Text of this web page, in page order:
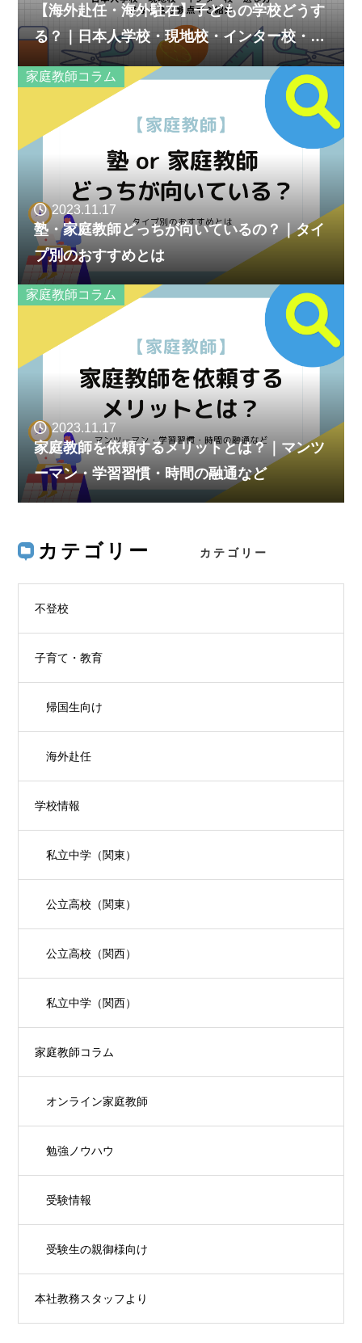
【海外赴任・海外駐在】子どもの学校どうす
る？｜日本人学校・現地校・インター校・選
び方、さまざまな観点でご紹介
家庭教師コラム
2023.11.17
塾・家庭教師どっちが向いているの？｜タイ
プ別のおすすめとは
家庭教師コラム
2023.11.17
家庭教師を依頼するメリットとは？｜マンツ
ーマン・学習習慣・時間の融通など
カテゴリー
不登校
子育て・教育
帰国生向け
海外赴任
学校情報
私立中学（関東）
公立高校（関東）
公立高校（関西）
私立中学（関西）
家庭教師コラム
オンライン家庭教師
勉強ノウハウ
受験情報
受験生の親御様向け
本社教務スタッフより